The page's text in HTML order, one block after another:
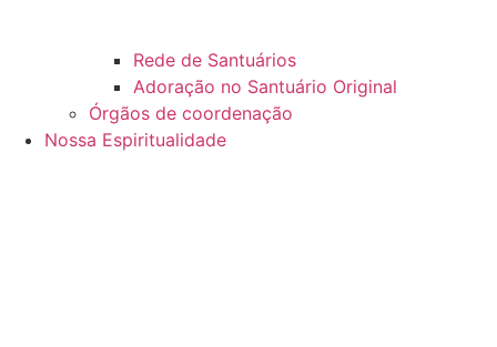
Rede de Santuários
Adoração no Santuário Original
Órgãos de coordenação
Nossa Espiritualidade